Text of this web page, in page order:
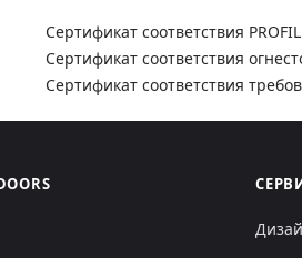
Сертификат соответствия
Сертификат соответствия
Сертификат соответствия